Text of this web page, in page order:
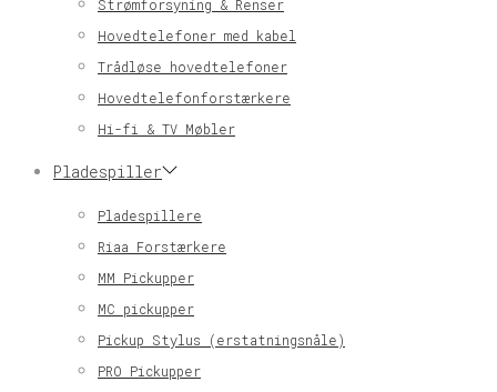
Strømforsyning & Renser
Hovedtelefoner med kabel
Trådløse hovedtelefoner
Hovedtelefonforstærkere
Hi-fi & TV Møbler
Pladespiller
Pladespillere
Riaa Forstærkere
MM Pickupper
MC pickupper
Pickup Stylus (erstatningsnåle)
PRO Pickupper